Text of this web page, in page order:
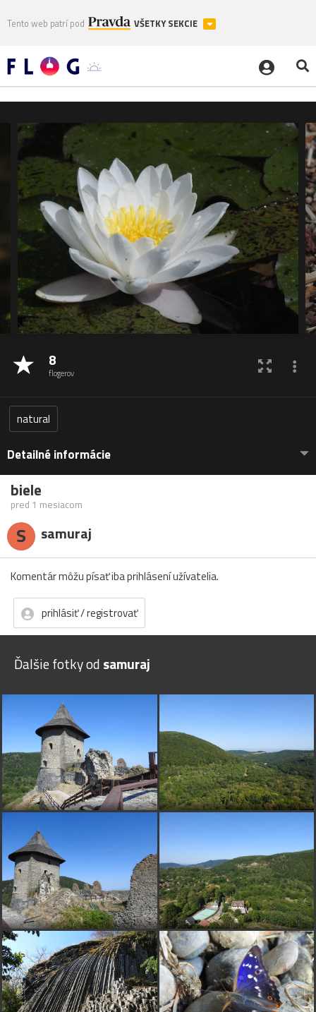
Tento web patrí pod VŠETKY SEKCIE
8
flogerov
natural
Detailné informácie
biele
pred 1 mesiacom
S samuraj
Komentár môžu písať iba prihlásení užívatelia.
prihlásiť / registrovať
Ďalšie fotky od samuraj